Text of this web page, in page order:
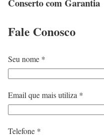
Conserto com Garantia
Fale Conosco
Seu nome *
Email que mais utiliza *
Telefone *